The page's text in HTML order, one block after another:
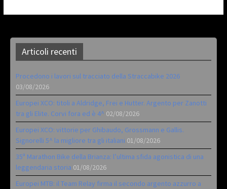
Articoli recenti
Procedono i lavori sul tracciato della Straccabike 2026
03/08/2026
Europei XCO: titoli a Aldridge, Frei e Hutter. Argento per Zanotti
tra gli Elite. Corvi fora ed è 4^ 02/08/2026
Europei XCO: vittorie per Ghibaudo, Grossmann e Gallis.
Signorelli 5^ la migliore tra gli italiani 01/08/2026
35ª Marathon Bike della Brianza: l’ultima sfida agonistica di una
leggendaria storia 01/08/2026
Europei MTB: il Team Relay firma il secondo argento azzurro a